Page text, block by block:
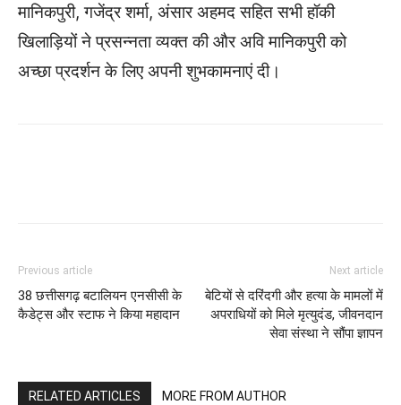
मानिकपुरी, गजेंद्र शर्मा, अंसार अहमद सहित सभी हॉकी
खिलाड़ियों ने प्रसन्नता व्यक्त की और अवि मानिकपुरी को
अच्छा प्रदर्शन के लिए अपनी शुभकामनाएं दी।
Previous article
38 छत्तीसगढ़ बटालियन एनसीसी के
कैडेट्स और स्टाफ ने किया महादान
Next article
बेटियों से दरिंदगी और हत्या के मामलों में
अपराधियों को मिले मृत्युदंड, जीवनदान
सेवा संस्था ने सौंपा ज्ञापन
RELATED ARTICLES MORE FROM AUTHOR